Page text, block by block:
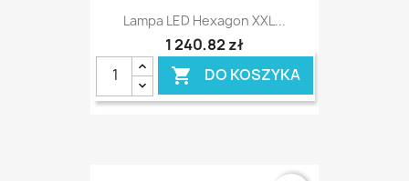
Lampa LED Hexagon XXL...
1 240,82 zł
 DO KOSZYKA